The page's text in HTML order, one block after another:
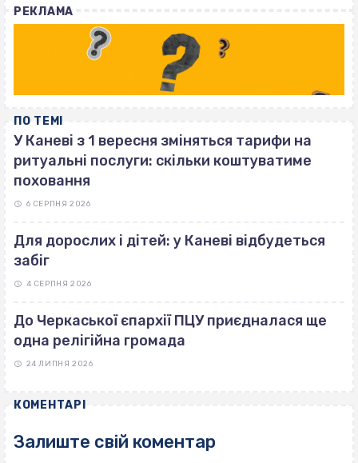
РЕКЛАМА
ПО ТЕМІ
У Каневі з 1 вересня зміняться тарифи на
ритуальні послуги: скільки коштуватиме
поховання
6 СЕРПНЯ 2026
Для дорослих і дітей: у Каневі відбудеться
забіг
4 СЕРПНЯ 2026
До Черкаської єпархії ПЦУ приєдналася ще
одна релігійна громада
24 ЛИПНЯ 2026
КОМЕНТАРІ
Залиште свій коментар